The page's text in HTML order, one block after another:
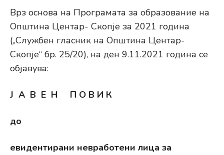
Врз основа на Програмата за образование на
Општина Центар- Скопје за 2021 година
(„Службен гласник на Општина Центар-
Скопје“ бр. 25/20), на ден 9.11.2021 година се
објавува:
Ј А В Е Н П О В И К
до
евидентирани невработени лица за